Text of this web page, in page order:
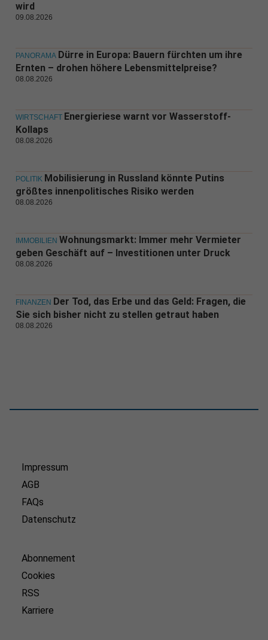
wird
09.08.2026
PANORAMA Dürre in Europa: Bauern fürchten um ihre
Ernten – drohen höhere Lebensmittelpreise?
08.08.2026
WIRTSCHAFT Energieriese warnt vor Wasserstoff-
Kollaps
08.08.2026
POLITIK Mobilisierung in Russland könnte Putins
größtes innenpolitisches Risiko werden
08.08.2026
IMMOBILIEN Wohnungsmarkt: Immer mehr Vermieter
geben Geschäft auf – Investitionen unter Druck
08.08.2026
FINANZEN Der Tod, das Erbe und das Geld: Fragen, die
Sie sich bisher nicht zu stellen getraut haben
08.08.2026
Impressum
AGB
FAQs
Datenschutz
Abonnement
Cookies
RSS
Karriere